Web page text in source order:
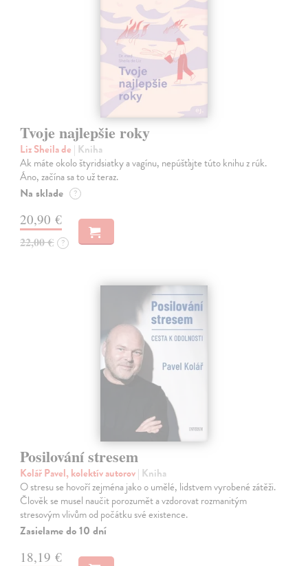
Tvoje najlepšie roky
Liz Sheila de | Kniha
Ak máte okolo štyridsiatky a vagínu, nepúšťajte túto knihu z rúk.
Áno, začína sa to už teraz.
Na sklade ?
20,90 €
22,00 € ?
Posilování stresem
Kolář Pavel, kolektív autorov| Kniha
O stresu se hovoří zejména jako o umělé, lidstvem vyrobené zátěži.
Člověk se musel naučit porozumět a vzdorovat rozmanitým
stresovým vlivům od počátku své existence.
Zasielame do 10 dní
18,19 €